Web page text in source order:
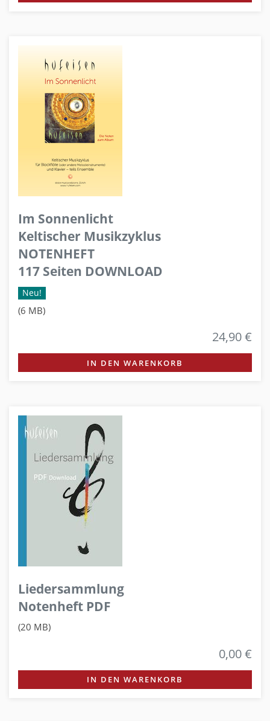
Im Sonnenlicht
Keltischer Musikzyklus
NOTENHEFT
117 Seiten DOWNLOAD
Neu!
(6 MB)
24,90 €
IN DEN WARENKORB
Liedersammlung
Notenheft PDF
(20 MB)
0,00 €
IN DEN WARENKORB